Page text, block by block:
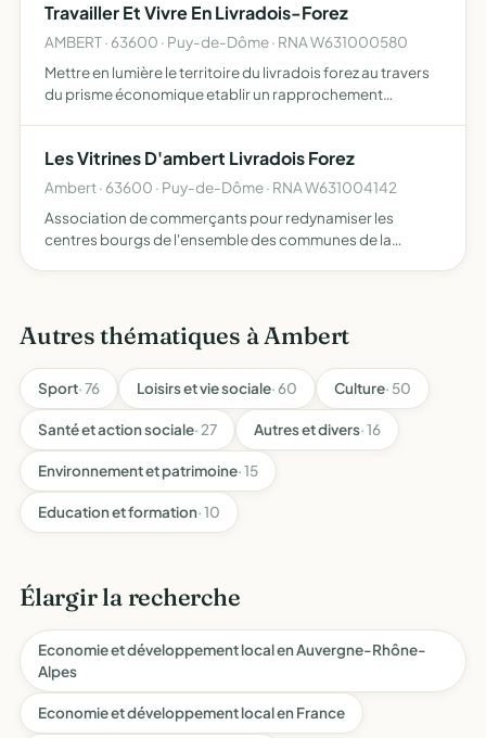
Travailler Et Vivre En Livradois-Forez
AMBERT · 63600 · Puy-de-Dôme · RNA W631000580
Mettre en lumière le territoire du livradois forez au travers
du prisme économique etablir un rapprochement
Les Vitrines D'ambert Livradois Forez
Ambert · 63600 · Puy-de-Dôme · RNA W631004142
Association de commerçants pour redynamiser les
centres bourgs de l'ensemble des communes de la
Autres thématiques à Ambert
Sport· 76 Loisirs et vie sociale· 60 Culture· 50
Santé et action sociale· 27 Autres et divers· 16
Environnement et patrimoine· 15
Education et formation· 10
Élargir la recherche
Economie et développement local en Auvergne-Rhône-
Alpes
Economie et développement local en France